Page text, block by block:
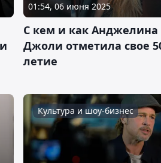
01:54, 06 июня 2025
С кем и как Анджелина
Джоли отметила свое
летие
Культура и шоу-бизнес